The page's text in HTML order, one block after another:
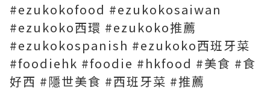
#ezukokofood #ezukokosaiwan
#ezukoko西環 #ezukoko推薦
#ezukokospanish #ezukoko西班牙菜
#foodiehk #foodie #hkfood #美食 #食
好西 #隱世美食 #西班牙菜 #推薦